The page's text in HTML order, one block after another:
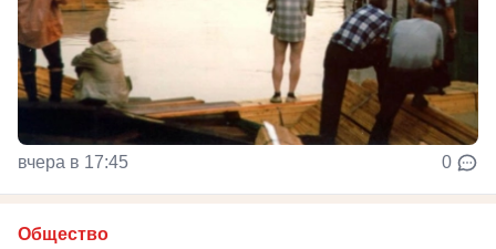
вчера в 17:45 0
Общество